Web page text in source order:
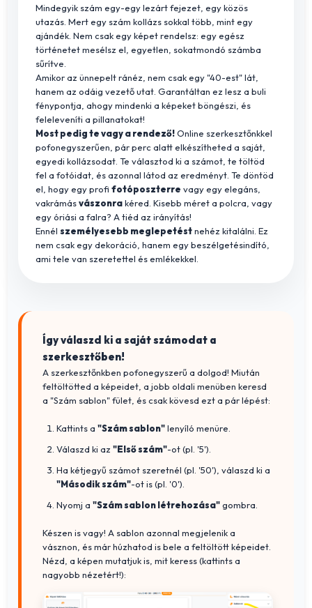
Mindegyik szám egy-egy lezárt fejezet, egy közös
utazás. Mert egy szám kollázs sokkal több, mint egy
ajándék. Nem csak egy képet rendelsz: egy egész
történetet mesélsz el, egyetlen, sokatmondó számba
sűrítve.
Amikor az ünnepelt ránéz, nem csak egy "40-est" lát,
hanem az odáig vezető utat. Garantáltan ez lesz a buli
fénypontja, ahogy mindenki a képeket böngészi, és
feleleveníti a pillanatokat!
Most pedig te vagy a rendező!Online szerkesztőnkkel
pofonegyszerűen, pár perc alatt elkészítheted a saját,
egyedi kollázsodat. Te választod ki a számot, te töltöd
fel a fotóidat, és azonnal látod az eredményt. Te döntöd
el, hogy egy profifotóposzterre vagy egy elegáns,
vakrámásvászonrakéred. Kisebb méret a polcra, vagy
egy óriási a falra? A tiéd az irányítás!
Ennélszemélyesebb meglepetéstnehéz kitalálni. Ez
nem csak egy dekoráció, hanem egy beszélgetésindító,
ami tele van szeretettel és emlékekkel.
Így válaszd ki a saját számodat a
szerkesztőben!
A szerkesztőnkben pofonegyszerű a dolgod! Miután
feltöltötted a képeidet, a jobb oldali menüben keresd
a "Szám sablon" fület, és csak kövesd ezt a pár lépést:
Kattints a"Szám sablon"lenyíló menüre.
Válaszd ki az"Első szám"-ot (pl. '5').
Ha kétjegyű számot szeretnél (pl. '50'), válaszd ki a
"Második szám"-ot is (pl. '0').
Nyomj a"Szám sablon létrehozása"gombra.
Készen is vagy! A sablon azonnal megjelenik a
vásznon, és már húzhatod is bele a feltöltött képeidet.
Nézd, a képen mutatjuk is, mit keress (kattints a
nagyobb nézetért!):